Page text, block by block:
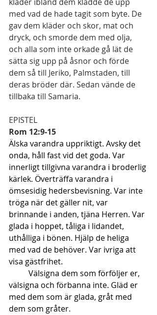
med vad de hade tagit som byte. De
gav dem kläder och skor, mat och
dryck, och smorde dem med olja,
och alla som inte orkade gå lät de
sätta sig upp på åsnor och förde
dem så till Jeriko, Palmstaden, till
deras bröder där. Sedan vände de
tillbaka till Samaria.
EPISTEL
Rom 12:9-15
Älska varandra uppriktigt. Avsky det
onda, håll fast vid det goda. Var
innerligt tillgivna varandra i broderlig
kärlek. Överträffa varandra i
ömsesidig hedersbevisning. Var inte
tröga när det gäller nit, var
brinnande i anden, tjäna Herren. Var
glada i hoppet, tåliga i lidandet,
uthålliga i bönen. Hjälp de heliga
med vad de behöver. Var ivriga att
visa gästfrihet.
Välsigna dem som förföljer er,
välsigna och förbanna inte. Gläd er
med dem som är glada, gråt med
dem som gråter.